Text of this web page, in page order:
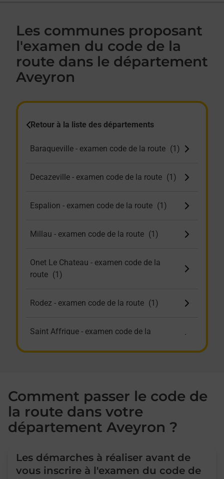
Les communes proposant
l'examen du code de la
route dans le département
Aveyron
Retour à la liste des départements
Baraqueville - examen code de la route
Decazeville - examen code de la route
Espalion - examen code de la route
Millau - examen code de la route
Onet Le Chateau - examen code de la
route
Rodez - examen code de la route
Saint Affrique - examen code de la
Comment passer le code de
la route dans votre
département Aveyron ?
Les démarches à réaliser avant de
vous inscrire à l'examen du code de